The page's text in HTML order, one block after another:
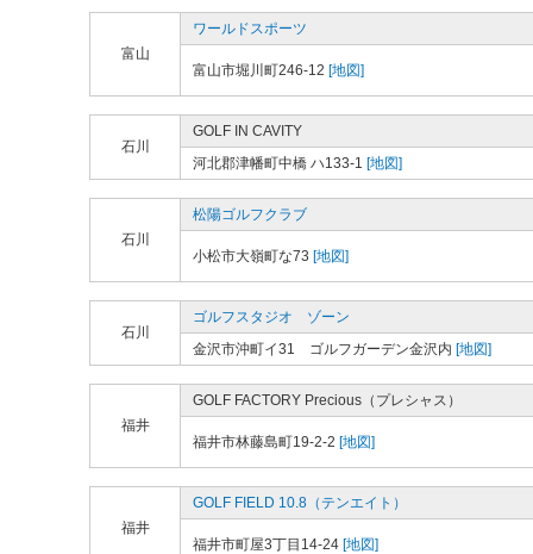
富山
ワールドスポーツ
富山市堀川町246-12 [地図]
石川
GOLF IN CAVITY
河北郡津幡町中橋 ハ133-1 [地図]
石川
松陽ゴルフクラブ
小松市大嶺町な73 [地図]
石川
ゴルフスタジオ ゾーン
金沢市沖町イ31 ゴルフガーデン金沢内 [地図]
福井
GOLF FACTORY Precious（プレシャス）
福井市林藤島町19-2-2 [地図]
福井
GOLF FIELD 10.8（テンエイト）
福井市町屋3丁目14-24 [地図]